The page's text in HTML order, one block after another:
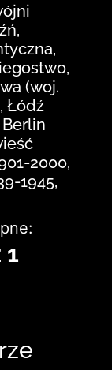
(woj.
Łódź
Berlin
2000,
1945,
1